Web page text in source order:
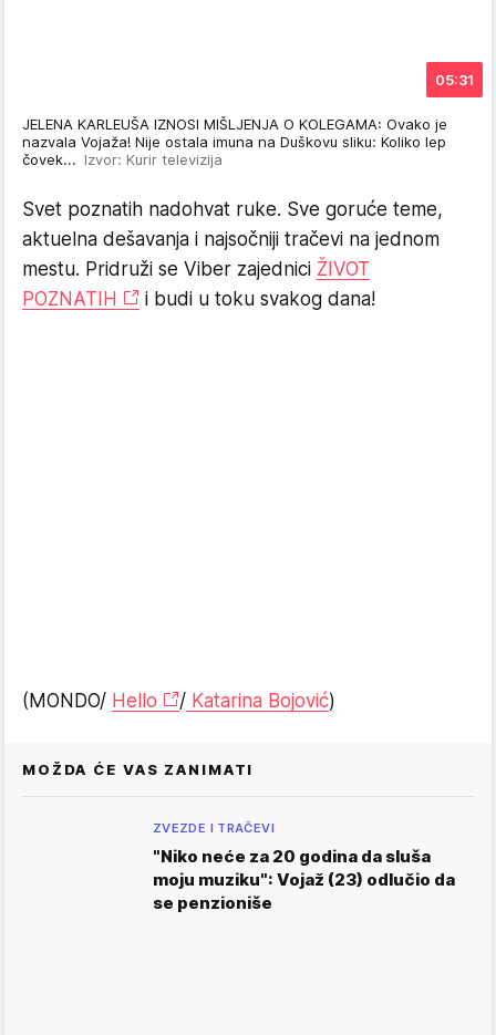
05:31
JELENA KARLEUŠA IZNOSI MIŠLJENJA O KOLEGAMA: Ovako je
nazvala Vojaža! Nije ostala imuna na Duškovu sliku: Koliko lep
čovek... Izvor: Kurir televizija
Svet poznatih nadohvat ruke. Sve goruće teme,
aktuelna dešavanja i najsočniji tračevi na jednom
mestu. Pridruži se Viber zajednici ŽIVOT
POZNATIH
i budi u toku svakog dana!
(MONDO/ Hello / Katarina Bojović)
MOŽDA ĆE VAS ZANIMATI
ZVEZDE I TRAČEVI
"Niko neće za 20 godina da sluša
moju muziku": Vojaž (23) odlučio da
se penzioniše